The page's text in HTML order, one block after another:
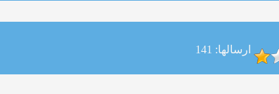
ارسالها: 141